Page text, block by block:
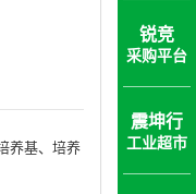
养基、培养
锐竞
采购平台
震坤行
工业超市